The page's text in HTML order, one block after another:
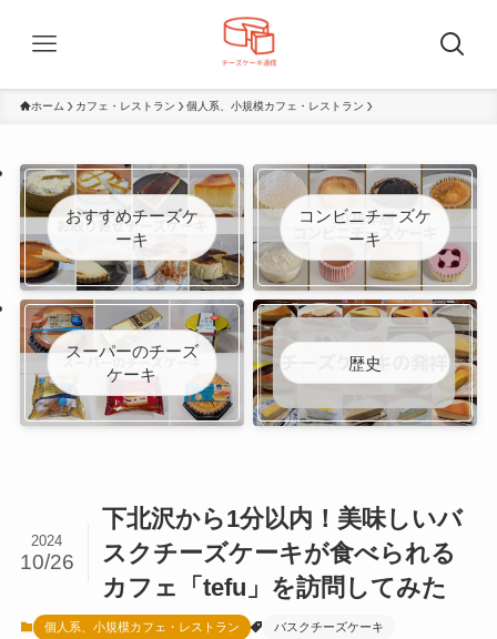
ホーム カフェ・レストラン 個人系、小規模カフェ・レストラン
おすすめチーズケ
ーキ
コンビニチーズケ
ーキ
スーパーのチーズ
ケーキ
歴史
下北沢から1分以内！美味しいバ
スクチーズケーキが食べられる
カフェ「tefu」を訪問してみた
2024
10/26
個人系、小規模カフェ・レストラン バスクチーズケーキ